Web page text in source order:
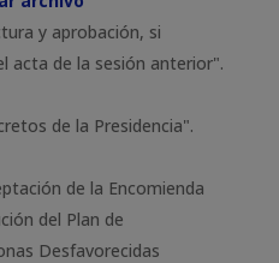
y aprobación, si
acta de la sesión anterior".
de la Presidencia".
de la Encomienda
del Plan de
Desfavorecidas